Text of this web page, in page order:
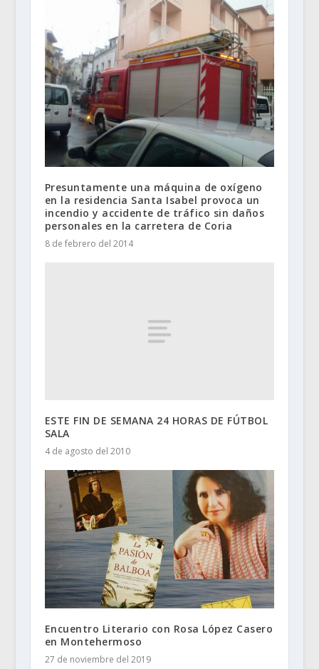
Presuntamente una máquina de oxígeno
en la residencia Santa Isabel provoca un
incendio y accidente de tráfico sin daños
personales en la carretera de Coria
8 de febrero del 2014
ESTE FIN DE SEMANA 24 HORAS DE FÚTBOL
SALA
4 de agosto del 2010
Encuentro Literario con Rosa López Casero
en Montehermoso
27 de noviembre del 2019